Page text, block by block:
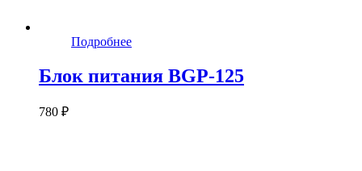
Подробнее
Блок питания BGP-125
780 ₽